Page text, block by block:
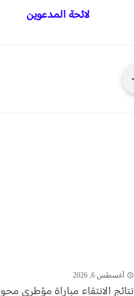
لائحة المدعوين
أغسطس 6, 2026
نتائج الانتقاء مباراة مؤطري محو